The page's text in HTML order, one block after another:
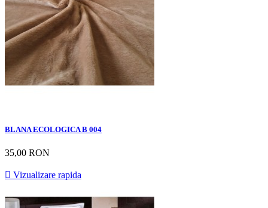
BLANA ECOLOGICA B 004
35,00 RON
 Vizualizare rapida